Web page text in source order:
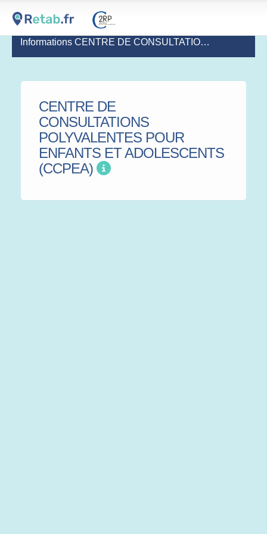
Informations CENTRE DE CONSULTATIONS POLYVALENTES POUR ENFANTS ET ADOLESCENTS (CCPEA)
CENTRE DE
CONSULTATIONS
POLYVALENTES POUR
ENFANTS ET ADOLESCENTS
(CCPEA)